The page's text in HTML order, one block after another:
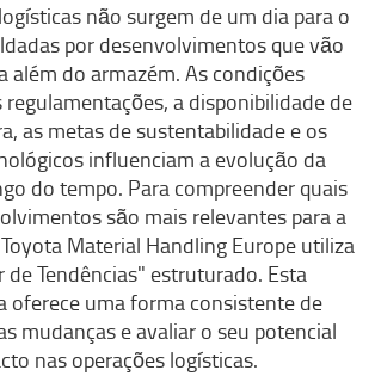
não surgem de um dia para o
por desenvolvimentos que vão
além do armazém. As condições
regulamentações, a disponibilidade de
as metas de sustentabilidade e os
influenciam a evolução da
do tempo. Para compreender quais
são mais relevantes para a
Material Handling Europe utiliza
de Tendências" estruturado. Esta
oferece uma forma consistente de
mudanças e avaliar o seu potencial
nas operações logísticas.